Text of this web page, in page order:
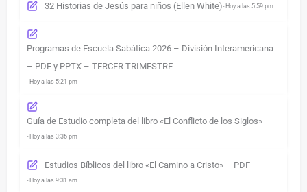
32 Historias de Jesús para niños (Ellen White)- Hoy a las 5:59 pm
Programas de Escuela Sabática 2026 – División Interamericana
– PDF y PPTX – TERCER TRIMESTRE
- Hoy a las 5:21 pm
Guía de Estudio completa del libro «El Conflicto de los Siglos»
- Hoy a las 3:36 pm
Estudios Bíblicos del libro «El Camino a Cristo» – PDF
- Hoy a las 9:31 am